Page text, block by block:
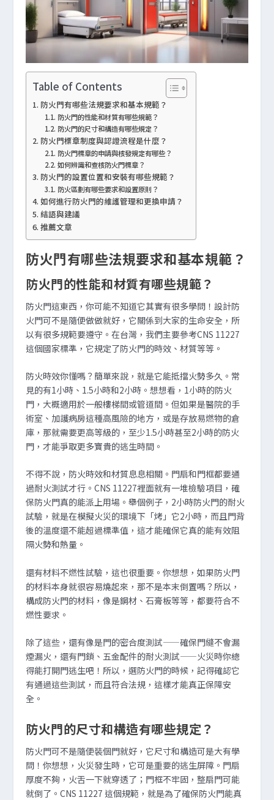
Table of Contents
防火門有哪些法規要求和基本規範？
防火門的性能和材質有哪些規範？
防火門的尺寸和構造有哪些規定？
防火門標章制度與認證流程是什麼？
防火門標章的申請與核發規定有哪些？
如何辨識和查核防火門標章？
防火門的設置位置和安裝有哪些規範？
防火區劃有哪些要求和設置原則？
如何進行防火門的維護管理和更換申請？
結語與建議
推薦文章
防火門有哪些法規要求和基本規範？
防火門的性能和材質有哪些規範？
防火門這東西，你可能不知道它其實有很多學問！設計防
火門可不是隨便做做就好，它關係到大家的生命安全，所
以有很多規範要遵守。在台灣，我們主要參考CNS 11227
這個國家標準，它規定了防火門的時效、材質等等。
防火時效你懂嗎？簡單來說，就是它能抵擋火勢多久。常
見的有1小時、1.5小時和2小時。想想看，1小時的防火
門，大概適用於一般樓梯間或管道間。但如果是醫院的手
術室、加護病房這種高風險的地方，或是存放易燃物的倉
庫，那就需要更高等級的，至少1.5小時甚至2小時的防火
門，才能爭取更多寶貴的逃生時間。
不得不說，防火時效和材質息息相關。門扇和門框都要通
過耐火測試才行。CNS 11227裡面就有一堆檢驗項目，確
保防火門真的能派上用場。舉個例子，2小時防火門的耐火
試驗，就是在模擬火災的環境下「烤」它2小時，而且門背
後的溫度還不能超過標準值，這才能確保它真的能有效阻
隔火勢和熱量。
還有材料不燃性試驗，這也很重要。你想想，如果防火門
的材料本身就很容易燒起來，那不是本末倒置嗎？所以，
構成防火門的材料，像是鋼材、石膏板等等，都要符合不
燃性要求。
除了這些，還有像是門的密合度測試——確保門縫不會漏
煙漏火，還有門鎖、五金配件的耐火測試——火災時你總
得能打開門逃生吧！所以，選防火門的時候，記得確認它
有通過這些測試，而且符合法規，這樣才能真正保障安
全。
防火門的尺寸和構造有哪些規定？
防火門可不是隨便裝個門就好，它尺寸和構造可是大有學
問！你想想，火災發生時，它可是重要的逃生屏障。門扇
厚度不夠，火舌一下就穿透了；門框不牢固，整扇門可能
就倒了。CNS 11227 這個規範，就是為了確保防火門能真